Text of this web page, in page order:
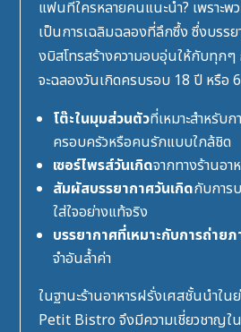
แฟนที่ใครหลายคนแนะนำ? เพราะพว
เป็นการเฉลิมฉลองที่ลึกซึ้ง ซึ่งบรร
งบิสโทรสร้างความอบอุ่นให้กับทุกๆ
จะฉลองวันเกิดครบรอบ 18 ปี หรือ
โต๊ะในมุมส่วนตัวที่เหมาะสำหรับ
ครอบครัวหรือคนรักแบบใกล้ชิด
เซอร์ไพรส์วันเกิดจากทางร้านอา
สัมผัสบรรยากาศวันเกิดกับการ
ใส่ใจอย่างแท้จริง
บรรยากาศที่เหมาะกับการถ่าย
จำอันล้ำค่า
ในฐานะร้านอาหารฝรั่งเศสชั้นนำใน
Petit Bistro จึงมีความเชี่ยวชาญใ